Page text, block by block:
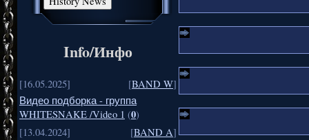
Info/Инфо
[16.05.2025] [BAND W]
Видео подборка - группа
WHITESNAKE /Video 1 (0)
[13.04.2024]
[BAND A]